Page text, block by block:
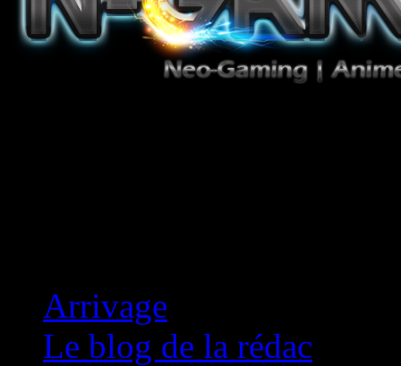
Arrivage
Le blog de la rédac